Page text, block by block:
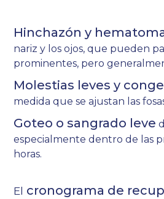
Hinchazón y
nariz y los ojos, que pueden
prominentes, pero
Molestias leves y
medida que se ajustan las
Goteo o sangrado leve
especialmente dentro de las
horas.
El cronograma de